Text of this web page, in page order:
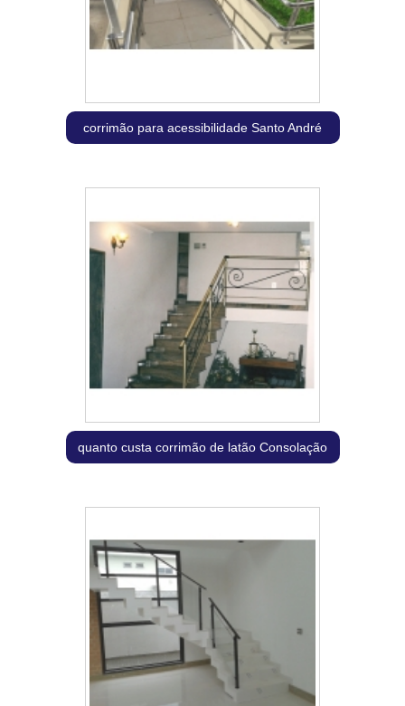
corrimão para acessibilidade Santo André
quanto custa corrimão de latão Consolação